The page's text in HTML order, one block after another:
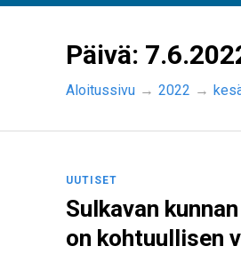
Päivä:
Aloitussivu → 2022 →
UUTISET
Sulkavan
on kohtuullisen